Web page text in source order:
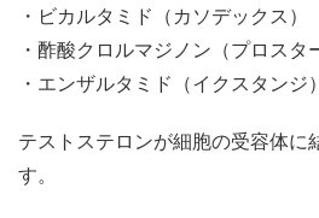
・ビカルタミド（カソデックス）
・酢酸クロルマジノン（プロスタ
・エンザルタミド（イクスタンジ）
テストステロンが細胞の受容体に
す。